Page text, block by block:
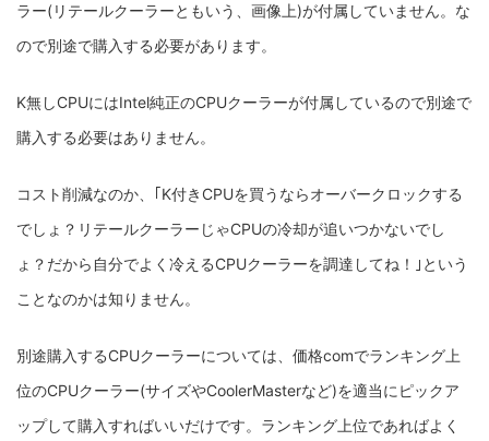
ラー(リテールクーラーともいう、画像上)が付属していません。な
ので別途で購入する必要があります。
K無しCPUにはIntel純正のCPUクーラーが付属しているので別途で
購入する必要はありません。
コスト削減なのか、｢K付きCPUを買うならオーバークロックする
でしょ？リテールクーラーじゃCPUの冷却が追いつかないでし
ょ？だから自分でよく冷えるCPUクーラーを調達してね！｣という
ことなのかは知りません。
別途購入するCPUクーラーについては、価格comでランキング上
位のCPUクーラー(サイズやCoolerMasterなど)を適当にピックア
ップして購入すればいいだけです。ランキング上位であればよく